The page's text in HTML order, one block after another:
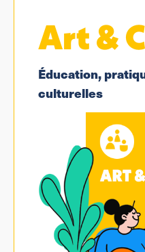
Art &
Éducation,
culturelles